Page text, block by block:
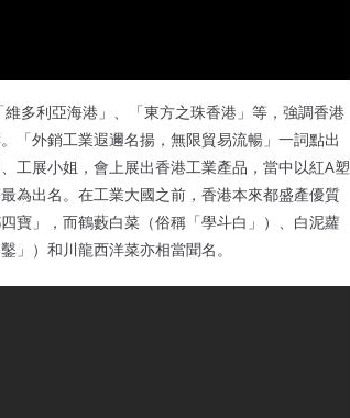
多利亞海港」、「東方之珠香港」等，強調香港
「外銷工業遐邇名揚，無限貿易流暢」一詞點出
工展小姐，會上展出香港工業產品，當中以紅A塑
為出名。在工業大國之前，香港本來都盛產優質
寶」，而鶴藪白菜（俗稱「學斗白」）、白泥蘿
」）和川龍西洋菜亦相當聞名。